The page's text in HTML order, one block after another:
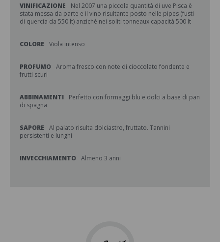
VINIFICAZIONE
Nel 2007 una piccola quantità di uve Pisca è
stata messa da parte e il vino risultante posto nelle pipes (fusti
di quercia da 550 lt) anziché nei soliti tonneaux capacità 500 lt
COLORE Viola intenso
PROFUMO Aroma fresco con note di cioccolato fondente e
frutti scuri
ABBINAMENTI
Perfetto con formaggi blu e dolci a base di pan
di spagna
SAPORE
Al palato risulta dolciastro, fruttato. Tannini
persistenti e lunghi
INVECCHIAMENTO Almeno 3 anni